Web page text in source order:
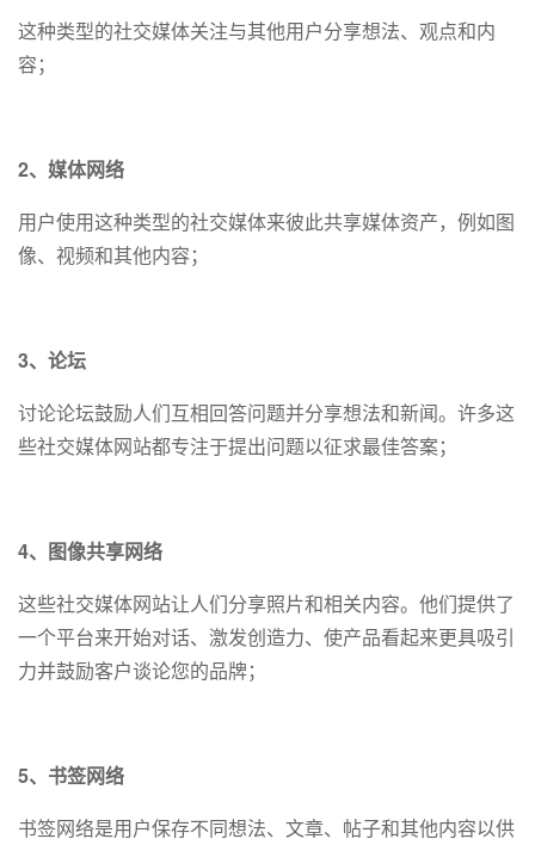
这种类型的社交媒体关注与其他用户分享想法、观点和内
容；
2、媒体网络
用户使用这种类型的社交媒体来彼此共享媒体资产，例如图
像、视频和其他内容；
3、论坛
讨论论坛鼓励人们互相回答问题并分享想法和新闻。许多这
些社交媒体网站都专注于提出问题以征求最佳答案；
4、图像共享网络
这些社交媒体网站让人们分享照片和相关内容。他们提供了
一个平台来开始对话、激发创造力、使产品看起来更具吸引
力并鼓励客户谈论您的品牌；
5、书签网络
书签网络是用户保存不同想法、文章、帖子和其他内容以供